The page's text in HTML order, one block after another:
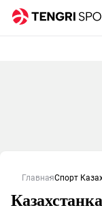
ГлавнаяСпорт